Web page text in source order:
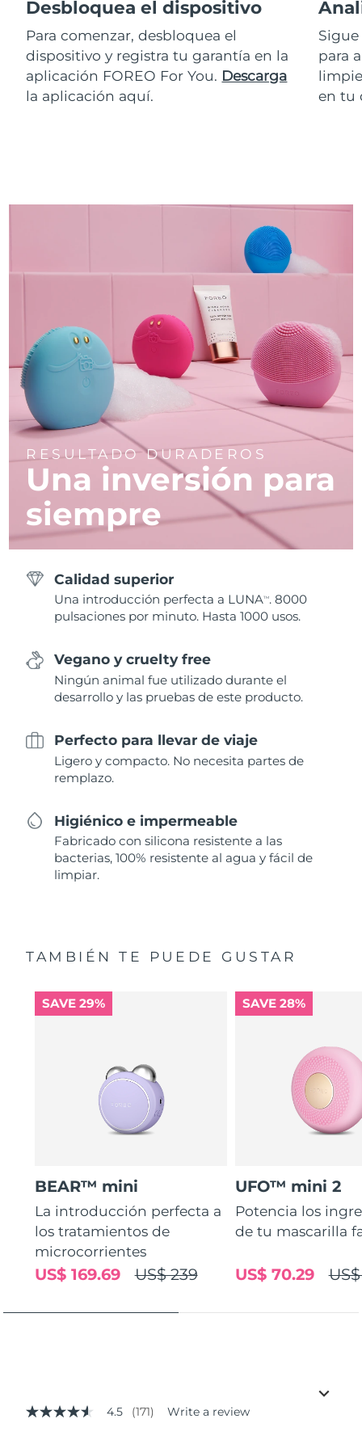
Desbloquea el dispositivo
Para comenzar, desbloquea el
dispositivo y registra tu garantía en la
aplicación FOREO For You. Descarga
la aplicación aquí.
para
en tu
RESULTADO DURADEROS
Una inversión para
siempre
Calidad superior
Una introducción perfecta a LUNATM . 8000
pulsaciones por minuto. Hasta 1000 usos.
Vegano y cruelty free
Ningún animal fue utilizado durante el
desarrollo y las pruebas de este producto.
Perfecto para llevar de viaje
Ligero y compacto. No necesita partes de
remplazo.
Higiénico e impermeable
Fabricado con silicona resistente a las
bacterias, 100% resistente al agua y fácil de
limpiar.
TAMBIÉN TE PUEDE GUSTAR
SAVE 29%
BEAR™ mini
La introducción perfecta a
los tratamientos de
microcorrientes
US$ 239
US$ 169.69
SAVE 28%
UFO™ mini 2
Potencia los
de tu mascarilla
US$ 70.29
4.5
4.5 (171) Write a review